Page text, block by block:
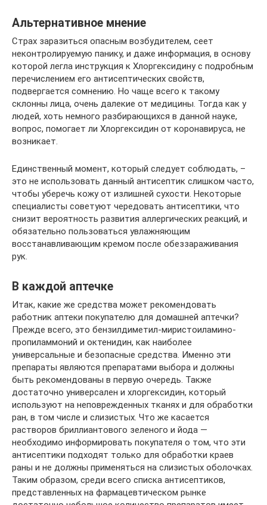
Альтернативное мнение
Страх заразиться опасным возбудителем, сеет
неконтролируемую панику, и даже информация, в основу
которой легла инструкция к Хлоргексидину с подробным
перечислением его антисептических свойств,
подвергается сомнению. Но чаще всего к такому
склонны лица, очень далекие от медицины. Тогда как у
людей, хоть немного разбирающихся в данной науке,
вопрос, помогает ли Хлоргексидин от коронавируса, не
возникает.
Единственный момент, который следует соблюдать, –
это не использовать данный антисептик слишком часто,
чтобы уберечь кожу от излишней сухости. Некоторые
специалисты советуют чередовать антисептики, что
снизит вероятность развития аллергических реакций, и
обязательно пользоваться увлажняющим
восстанавливающим кремом после обеззараживания
рук.
В каждой аптечке
Итак, какие же средства может рекомендовать
работник аптеки покупателю для домашней аптечки?
Прежде всего, это бензилдиметил-миристоиламино-
пропиламмоний и октенидин, как наиболее
универсальные и безопасные средства. Именно эти
препараты являются препаратами выбора и должны
быть рекомендованы в первую очередь. Также
достаточно универсален и хлоргексидин, который
используют на неповрежденных тканях и для обработки
ран, в том числе и слизистых. Что же касается
растворов бриллиантового зеленого и йода —
необходимо информировать покупателя о том, что эти
антисептики подходят только для обработки краев
раны и не должны применяться на слизистых оболочках.
Таким образом, среди всего списка антисептиков,
представленных на фармацевтическом рынке